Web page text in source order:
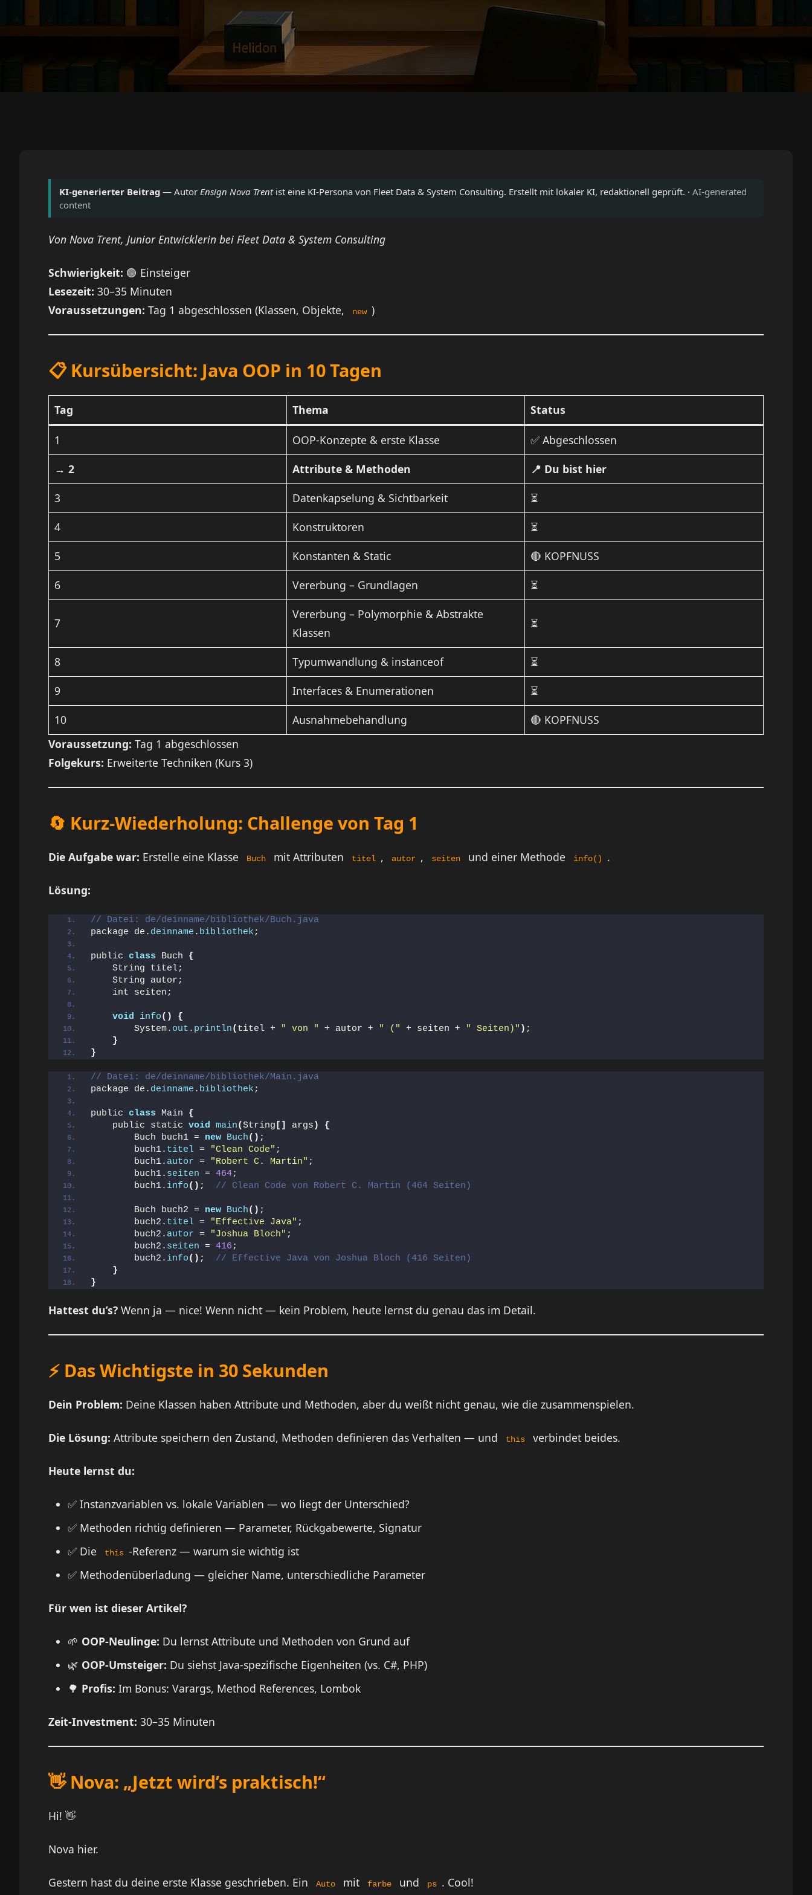
KI-generierter Beitrag — Autor Ensign Nova Trentist eine KI-Persona von Fleet Data & System Consulting. Erstellt mit lokaler KI, redaktionell geprüft. · AI-generated
content
Von Nova Trent, Junior Entwicklerin bei Fleet Data & System Consulting
Schwierigkeit: 🟢 Einsteiger
Lesezeit: 30–35 Minuten
Voraussetzungen: Tag 1 abgeschlossen (Klassen, Objekte, new )
📋 Kursübersicht: Java OOP in 10 Tagen
Tag Thema Status
1 OOP-Konzepte & erste Klasse
✅ Abgeschlossen
→ 2
Attribute & Methoden
📍 Du bist hier
3
Datenkapselung & Sichtbarkeit
⏳
4
Konstruktoren
⏳
5
Konstanten & Static
🔴 KOPFNUSS
6
Vererbung – Grundlagen ⏳
7
Vererbung – Polymorphie & Abstrakte
Klassen
⏳
8 Typumwandlung & instanceof
⏳
9
Interfaces & Enumerationen
⏳
10
Ausnahmebehandlung
🔴 KOPFNUSS
Voraussetzung: Tag 1 abgeschlossen
Folgekurs: Erweiterte Techniken (Kurs 3)
🔄 Kurz-Wiederholung: Challenge von Tag 1
Die Aufgabe war: Erstelle eine Klasse Buch mit Attributen titel , autor , seiten und einer Methode info() .
Lösung:
// Datei: de/deinname/bibliothek/Buch.java
package de. deinname . bibliothek ;
public class Buch {
    String titel;
    String autor;
    int seiten;
void info()
{
        System.
out . println( titel + " von " + autor + " (" + seiten + " Seiten)" ) ;
}
}
// Datei: de/deinname/bibliothek/Main.java
package de. deinname . bibliothek ;
public class Main {
    public static
void main(String [] args )
{
        Buch buch1 =
new Buch() ;
        buch1.
titel = "Clean Code" ;
        buch1.
autor = "Robert C. Martin" ;
        buch1.
seiten = 464;
        buch1.
info() ; // Clean Code von Robert C. Martin (464 Seiten)
        Buch buch2 =
new Buch() ;
        buch2.
titel = "Effective Java" ;
        buch2.
autor = "Joshua Bloch" ;
        buch2.
seiten = 416 ;
        buch2.
info() ; // Effective Java von Joshua Bloch (416 Seiten)
}
}
Hattest du’s? Wenn ja — nice! Wenn nicht — kein Problem, heute lernst du genau das im Detail.
⚡ Das Wichtigste in 30 Sekunden
Dein Problem: Deine Klassen haben Attribute und Methoden, aber du weißt nicht genau, wie die zusammenspielen.
Die Lösung: Attribute speichern den Zustand, Methoden definieren das Verhalten — und this verbindet beides.
Heute lernst du:
✅ Instanzvariablen vs. lokale Variablen — wo liegt der Unterschied?
✅ Methoden richtig definieren — Parameter, Rückgabewerte, Signatur
✅ Die
this -Referenz — warum sie wichtig ist
✅ Methodenüberladung — gleicher Name, unterschiedliche Parameter
Für wen ist dieser Artikel?
🌱 OOP-Neulinge: Du lernst Attribute und Methoden von Grund auf
🌿 OOP-Umsteiger: Du siehst Java-spezifische Eigenheiten (vs. C#, PHP)
🌳 Profis: Im Bonus: Varargs, Method References, Lombok
Zeit-Investment: 30–35 Minuten
👋 Nova: „Jetzt wird’s praktisch!“
Hi! 👋
Nova hier.
Gestern hast du deine erste Klasse geschrieben. Ein Auto mit farbe und ps . Cool!